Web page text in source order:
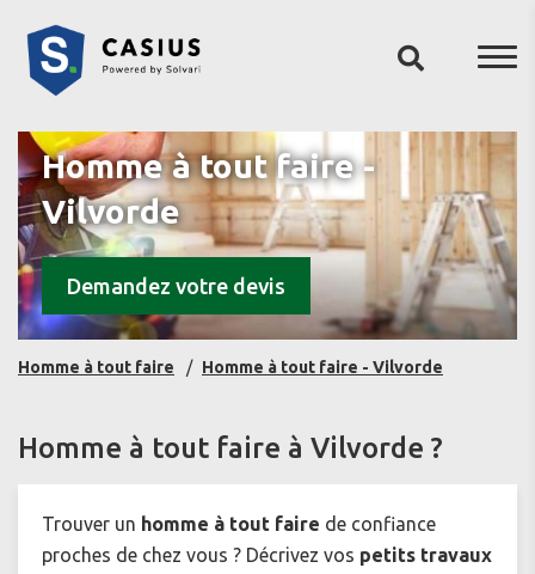
Homme à tout faire -
Vilvorde
Demandez votre devis
Homme à tout faire Homme à tout faire - Vilvorde
Homme à tout faire à Vilvorde ?
Trouver un homme à tout faire de confiance
proches de chez vous ? Décrivez vos petits travaux